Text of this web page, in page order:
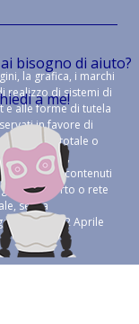
bisogno di aiuto?
a me!
la grafica, i marchi
realizzo di sistemi di
e alle forme di tutela
in favore di
totale o
dei contenuti
supporto o rete
senza
633 del 22 Aprile